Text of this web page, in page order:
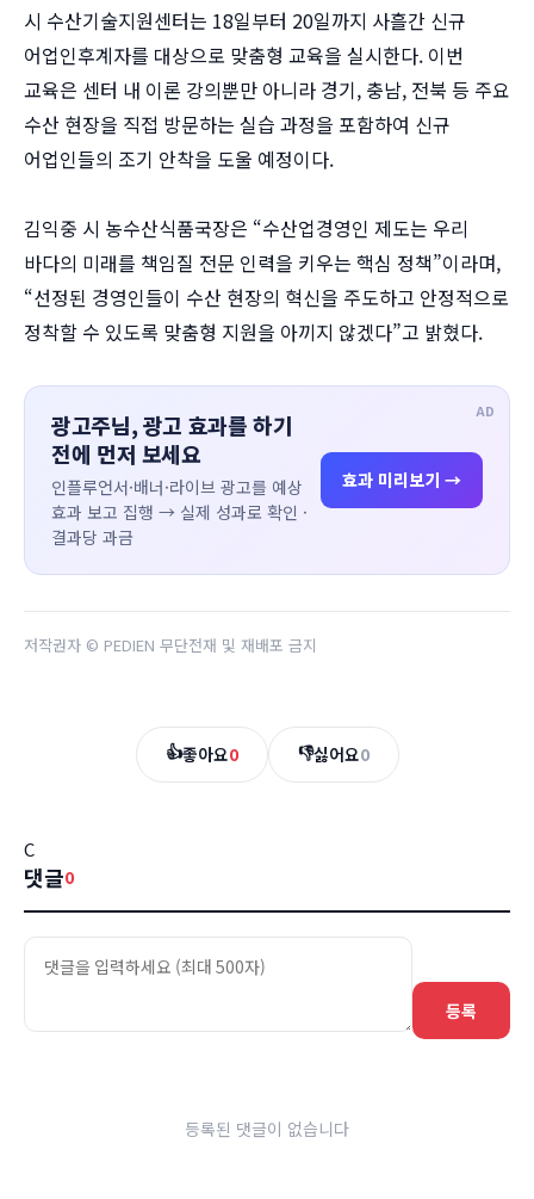
시 수산기술지원센터는 18일부터 20일까지 사흘간 신규
어업인후계자를 대상으로 맞춤형 교육을 실시한다. 이번
교육은 센터 내 이론 강의뿐만 아니라 경기, 충남, 전북 등 주요
수산 현장을 직접 방문하는 실습 과정을 포함하여 신규
어업인들의 조기 안착을 도울 예정이다.
김익중 시 농수산식품국장은 “수산업경영인 제도는 우리
바다의 미래를 책임질 전문 인력을 키우는 핵심 정책”이라며,
“선정된 경영인들이 수산 현장의 혁신을 주도하고 안정적으로
정착할 수 있도록 맞춤형 지원을 아끼지 않겠다”고 밝혔다.
AD
광고주님, 광고 효과를 하기
전에 먼저 보세요
인플루언서·배너·라이브 광고를 예상
효과 보고 집행 → 실제 성과로 확인 ·
결과당 과금
효과 미리보기 →
저작권자 © PEDIEN 무단전재 및 재배포 금지
👍좋아요0 👎싫어요0
C
댓글0
등록
등록된 댓글이 없습니다